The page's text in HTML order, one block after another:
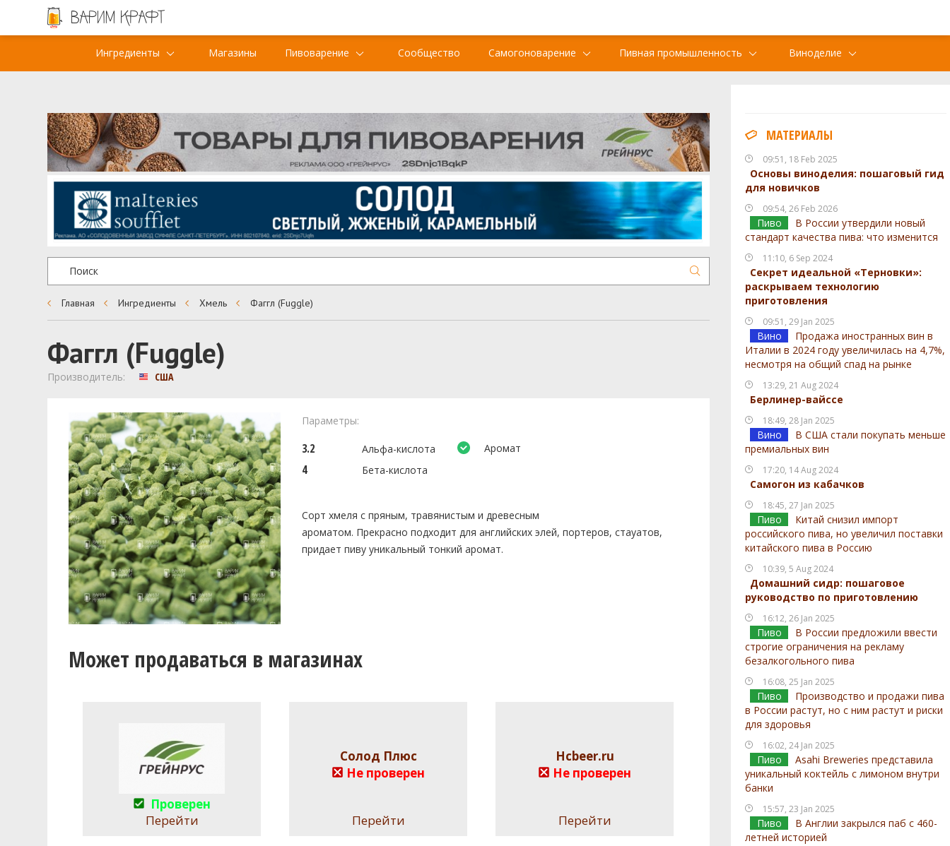
Ингредиенты Магазины Пивоварение Сообщество Самогоноварение Пивная промышленность Виноделие
МАТЕРИАЛЫ
09:51, 18 Feb 2025
Основы виноделия: пошаговый гид
для новичков
09:54, 26 Feb 2026
Пиво
В России утвердили новый
стандарт качества пива: что изменится
11:10, 6 Sep 2024
Секрет идеальной «Терновки»:
раскрываем технологию
приготовления
09:51, 29 Jan 2025
Вино
Продажа иностранных вин в
Италии в 2024 году увеличилась на 4,7%,
несмотря на общий спад на рынке
13:29, 21 Aug 2024
Берлинер-вайссе
18:49, 28 Jan 2025
Вино
В США стали покупать меньше
премиальных вин
17:20, 14 Aug 2024
Самогон из кабачков
18:45, 27 Jan 2025
Пиво
Китай снизил импорт
российского пива, но увеличил поставки
китайского пива в Россию
10:39, 5 Aug 2024
Домашний сидр: пошаговое
руководство по приготовлению
16:12, 26 Jan 2025
Пиво
В России предложили ввести
строгие ограничения на рекламу
безалкогольного пива
16:08, 25 Jan 2025
Пиво
Производство и продажи пива
в России растут, но с ним растут и риски
для здоровья
16:02, 24 Jan 2025
Пиво
Asahi Breweries представила
уникальный коктейль с лимоном внутри
банки
15:57, 23 Jan 2025
Пиво
В Англии закрылся паб с 460-
летней историей
Главная Ингредиенты Хмель Фаггл (Fuggle)
Фаггл (Fuggle)
Производитель: США
Параметры:
3.2 Альфа-кислота
4 Бета-кислота
Аромат
Сорт хмеля с пряным, травянистым и древесным
ароматом. Прекрасно подходит для английских элей, портеров, стауатов,
придает пиву уникальный тонкий аромат.
Может продаваться в магазинах
Проверен
Перейти
Солод Плюс
Не проверен
Перейти
Hcbeer.ru
Не проверен
Перейти